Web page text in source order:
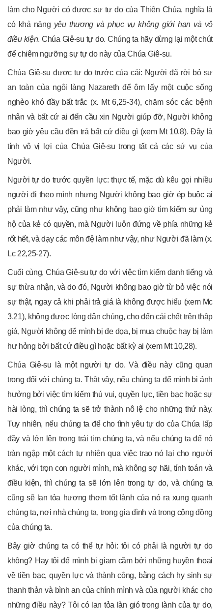
làm cho Người có được sự tự do của Thiên Chúa, nghĩa là
có khả năng yêu thương và phục vụ không giới hạn và vô
điều kiện. Chúa Giê-su tự do. Chúng ta hãy dừng lại một chút
để chiêm ngưỡng sự tự do này của Chúa Giê-su.
Chúa Giê-su được tự do trước của cải: Người đã rời bỏ sự
an toàn của ngôi làng Nazareth để ôm lấy một cuộc sống
nghèo khó đầy bất trắc (x. Mt 6,25-34), chăm sóc các bệnh
nhân và bất cứ ai đến cầu xin Người giúp đỡ, Người không
bao giờ yêu cầu đền trả bất cứ điều gì (xem Mt 10,8). Đây là
tính vô vị lợi của Chúa Giê-su trong tất cả các sứ vụ của
Người.
Người tự do trước quyền lực: thực tế, mặc dù kêu gọi nhiều
người đi theo mình nhưng Người không bao giờ ép buộc ai
phải làm như vậy, cũng như không bao giờ tìm kiếm sự ủng
hộ của kẻ có quyền, mà Người luôn đứng về phía những kẻ
rốt hết, và dạy các môn đệ làm như vậy, như Người đã làm (x.
Lc 22,25-27).
Cuối cùng, Chúa Giê-su tự do với việc tìm kiếm danh tiếng và
sự thừa nhận, và do đó, Người không bao giờ từ bỏ việc nói
sự thật, ngay cả khi phải trả giá là không được hiểu (xem Mc
3,21), không được lòng dân chúng, cho đến cái chết trên thập
giá, Người không để mình bị đe dọa, bị mua chuộc hay bị làm
hư hỏng bởi bất cứ điều gì hoặc bất kỳ ai (xem Mt 10,28).
Chúa Giê-su là một người tự do. Và điều này cũng quan
trọng đối với chúng ta. Thật vậy, nếu chúng ta để mình bị ảnh
hưởng bởi việc tìm kiếm thú vui, quyền lực, tiền bạc hoặc sự
hài lòng, thì chúng ta sẽ trở thành nô lệ cho những thứ này.
Tuy nhiên, nếu chúng ta để cho tình yêu tự do của Chúa lấp
đầy và lớn lên trong trái tim chúng ta, và nếu chúng ta để nó
tràn ngập một cách tự nhiên qua việc trao nó lại cho người
khác, với trọn con người mình, mà không sợ hãi, tính toán và
điều kiện, thì chúng ta sẽ lớn lên trong tự do, và chúng ta
cũng sẽ lan tỏa hương thơm tốt lành của nó ra xung quanh
chúng ta, nơi nhà chúng ta, trong gia đình và trong cộng đồng
của chúng ta.
Bây giờ chúng ta có thể tự hỏi: tôi có phải là người tự do
không? Hay tôi để mình bị giam cầm bởi những huyền thoại
về tiền bạc, quyền lực và thành công, bằng cách hy sinh sự
thanh thản và bình an của chính mình và của người khác cho
những điều này? Tôi có lan tỏa làn gió trong lành của tự do,